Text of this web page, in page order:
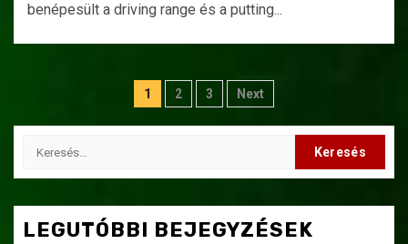
benépesült a driving range és a putting...
Bejegyzések
lapozása
1 2 3 Next
Keresés:
LEGUTÓBBI BEJEGYZÉSEK